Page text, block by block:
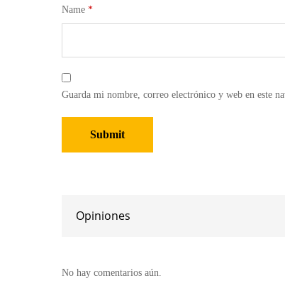
Name *
Guarda mi nombre, correo electrónico y web en este
Opiniones
No hay comentarios aún.